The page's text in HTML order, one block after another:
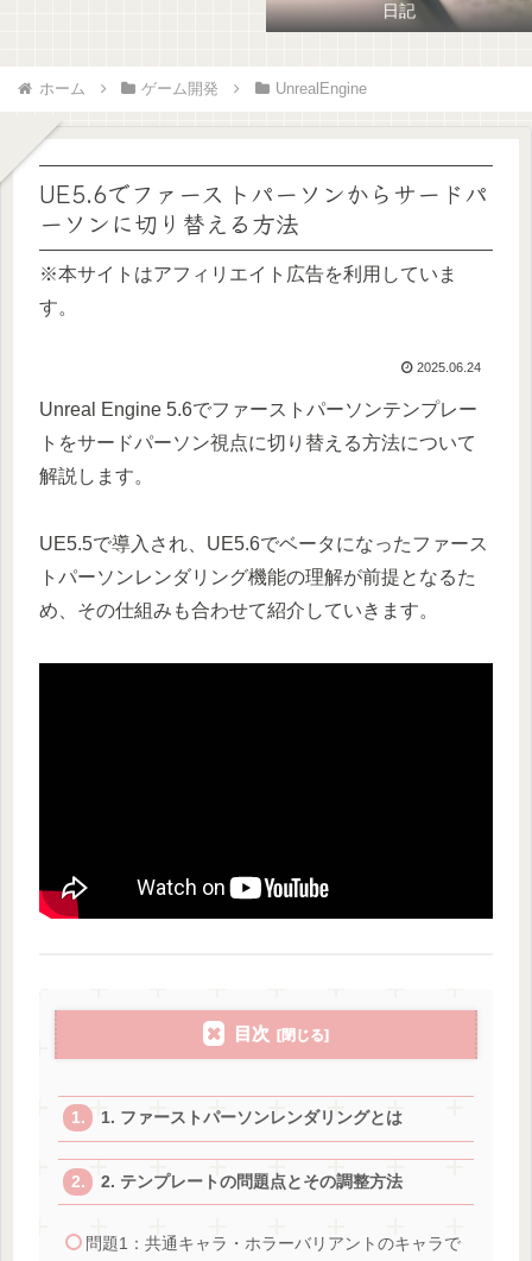
日記
ホーム ゲーム開発 UnrealEngine
UE5.6でファーストパーソンからサードパ
ーソンに切り替える方法
※本サイトはアフィリエイト広告を利用していま
す。
2025.06.24
Unreal Engine 5.6でファーストパーソンテンプレー
トをサードパーソン視点に切り替える方法について
解説します。
UE5.5で導入され、UE5.6でベータになったファース
トパーソンレンダリング機能の理解が前提となるた
め、その仕組みも合わせて紹介していきます。
目次
1. ファーストパーソンレンダリングとは
2. テンプレートの問題点とその調整方法
問題1：共通キャラ・ホラーバリアントのキャラで